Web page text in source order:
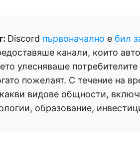
Discord първоначално е бил
канали, които
улесняваше
пожелаят. С течение на
видове общности,
образование,